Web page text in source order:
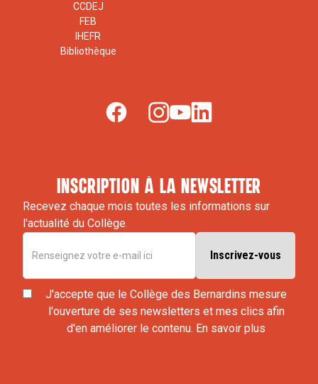
CCDEJ
FEB
IHEFR
Bibliothèque
inscription à la newsletter
Recevez chaque mois toutes les informations sur
l'actualité du Collège.
J'accepte que le Collège des Bernardins mesure
l'ouverture de ses newsletters et mes clics afin
d'en améliorer le contenu. En savoir plus